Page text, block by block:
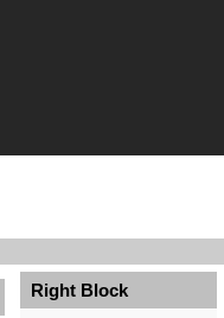
Right Block